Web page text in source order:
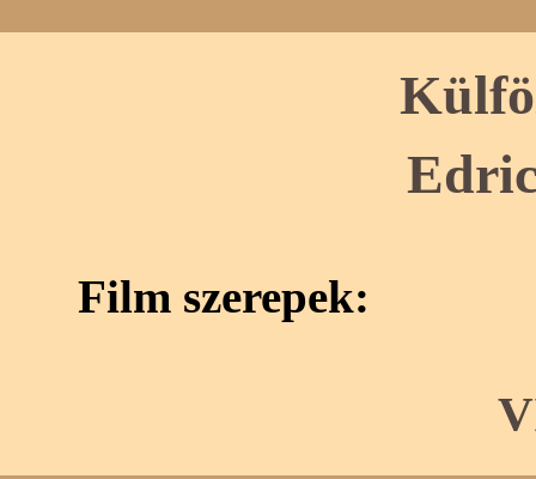
Film szerepek: